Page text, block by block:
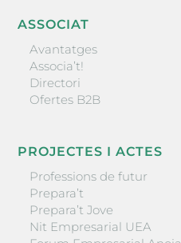
ASSOCIAT
Avantatges
Associa’t!
Directori
Ofertes B2B
PROJECTES I ACTES
Professions de futur
Prepara’t
Prepara’t Jove
Nit Empresarial UEA